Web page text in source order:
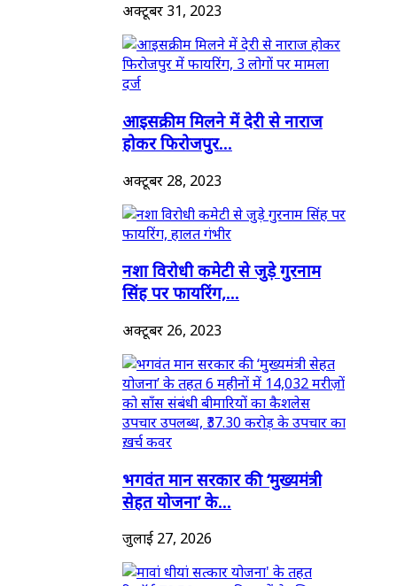
अक्टूबर 31, 2023
आइसक्रीम मिलने में देरी से नाराज
होकर फिरोजपुर...
अक्टूबर 28, 2023
नशा विरोधी कमेटी से जुड़े गुरनाम
सिंह पर फायरिंग,...
अक्टूबर 26, 2023
भगवंत मान सरकार की ‘मुख्यमंत्री
सेहत योजना’ के...
जुलाई 27, 2026